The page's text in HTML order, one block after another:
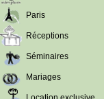
Paris
Réceptions
Séminaires
Mariages